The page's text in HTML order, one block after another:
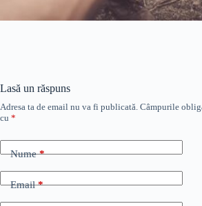
Lasă un răspuns
Adresa ta de email nu va fi publicată. Câmpurile
cu *
Nume*
Email*